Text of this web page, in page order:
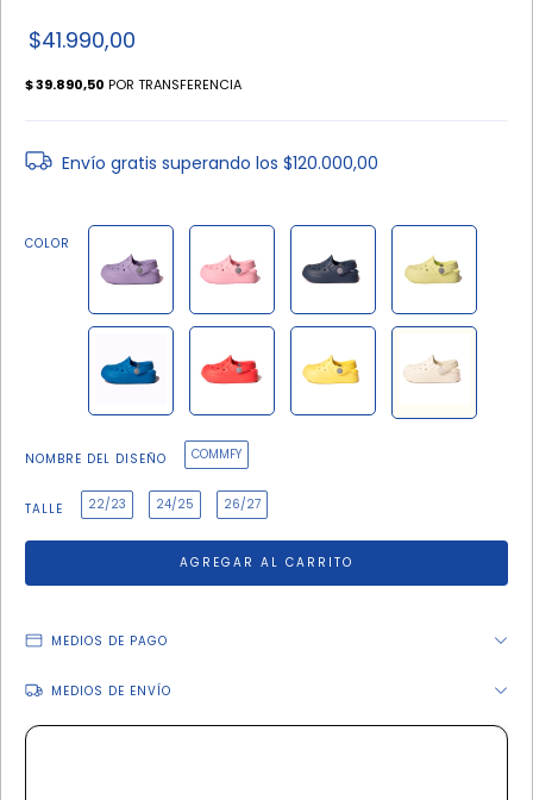
$41.990,00
Envío gratis superando los $120.000,00
COLOR
NOMBRE DEL DISEÑO COMMFY
TALLE 22/23 24/25 26/27
MEDIOS DE PAGO
MEDIOS DE ENVÍO